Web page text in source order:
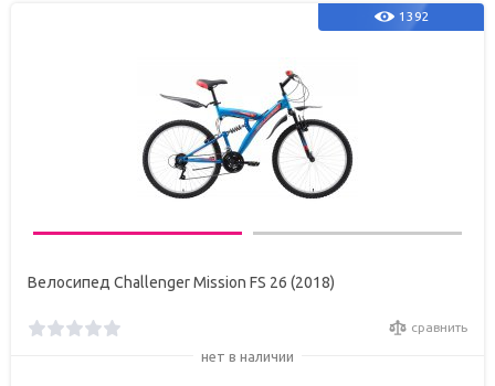
1392
Велосипед Challenger Mission FS 26 (2018)
сравнить
нет в наличии